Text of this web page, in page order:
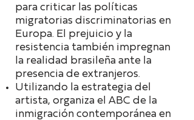
para criticar las políticas
migratorias discriminatorias en
Europa. El prejuicio y la
resistencia también impregnan
la realidad brasileña ante la
presencia de extranjeros.
Utilizando la estrategia del
artista, organiza el ABC de la
inmigración contemporánea en